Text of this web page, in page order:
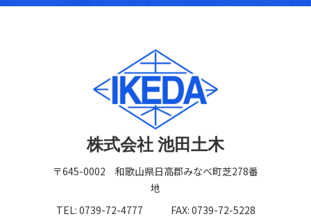
株式会社 池田土木
〒645-0002 和歌山県日高郡みなべ町芝278番
地
TEL: 0739-72-4777
FAX: 0739-72-5228